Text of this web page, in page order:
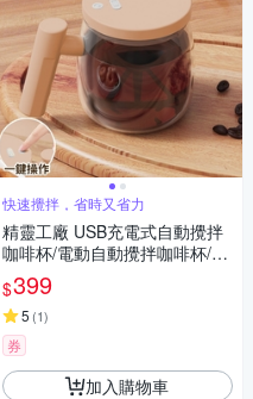
快速攪拌，省時又省力
精靈工廠 USB充電式自動攪拌
咖啡杯/電動自動攪拌咖啡杯/自
動沖泡速溶玻璃杯(攪拌杯/沖泡
玻璃杯)(K0177-A)
$399
5 (1)
券
加入購物車